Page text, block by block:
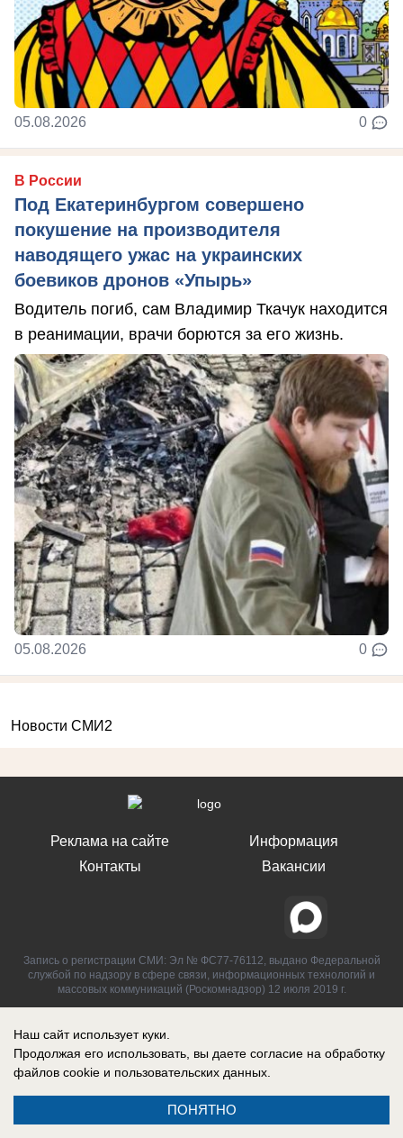
05.08.2026 0
В России
Под Екатеринбургом совершено
покушение на производителя
наводящего ужас на украинских
боевиков дронов «Упырь»
Водитель погиб, сам Владимир Ткачук находится
в реанимации, врачи борются за его жизнь.
05.08.2026 0
Новости СМИ2
Реклама на сайте
Контакты
Информация
Вакансии
Запись о регистрации СМИ: Эл № ФС77-76112, выдано Федеральной
службой по надзору в сфере связи, информационных технологий и
массовых коммуникаций (Роскомнадзор) 12 июля 2019 г.
Наш сайт использует куки.
Продолжая его использовать, вы даете согласие на обработку
файлов cookie и пользовательских данных.
ПОНЯТНО